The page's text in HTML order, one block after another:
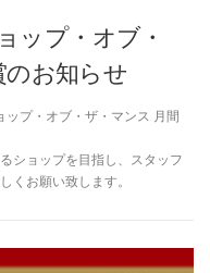
ップ・オブ・
のお知らせ
プ・オブ・ザ・マンス 月間
ショップを目指し、スタッフ
くお願い致します。